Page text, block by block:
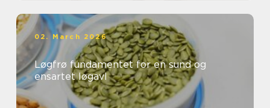
02. March 2026
Løgfrø fundamentet for en sund og
ensartet løgavl